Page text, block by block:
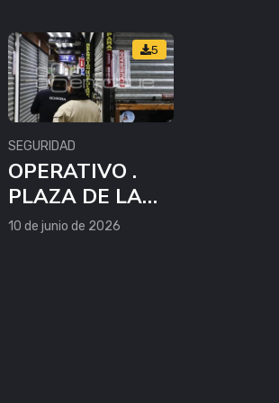
5
SEGURIDAD
OPERATIVO .
PLAZA DE LA
TECNOLOGÍA
10 de junio de 2026